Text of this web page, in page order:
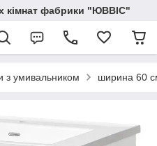
кімнат фабрики "ЮВВІС"
з умивальником ширина 60